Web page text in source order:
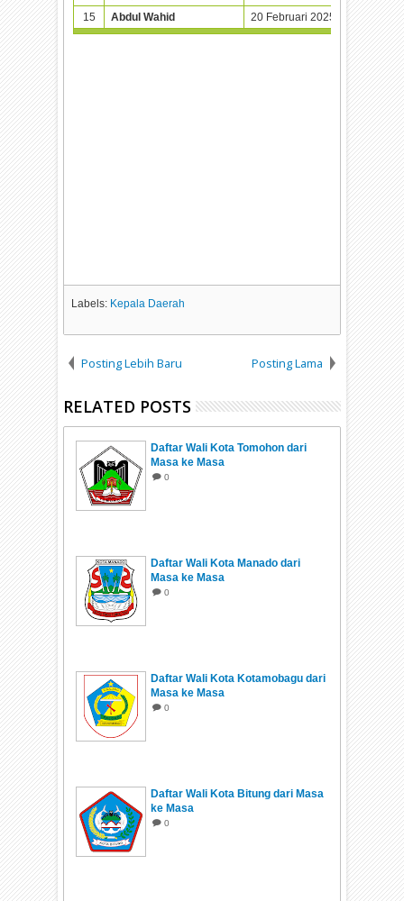
15 Abdul Wahid 20 Februari 2025
Labels: Kepala Daerah
Posting Lebih Baru Posting Lama
RELATED POSTS
Daftar Wali Kota Tomohon dari
Masa ke Masa
0
Daftar Wali Kota Manado dari
Masa ke Masa
0
Daftar Wali Kota Kotamobagu dari
Masa ke Masa
0
Daftar Wali Kota Bitung dari Masa
ke Masa
0